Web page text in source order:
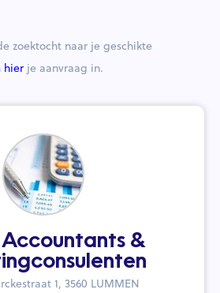
zoektocht naar je geschikte
hier je aanvraag in.
Accountants &
1, 3560 LUMMEN